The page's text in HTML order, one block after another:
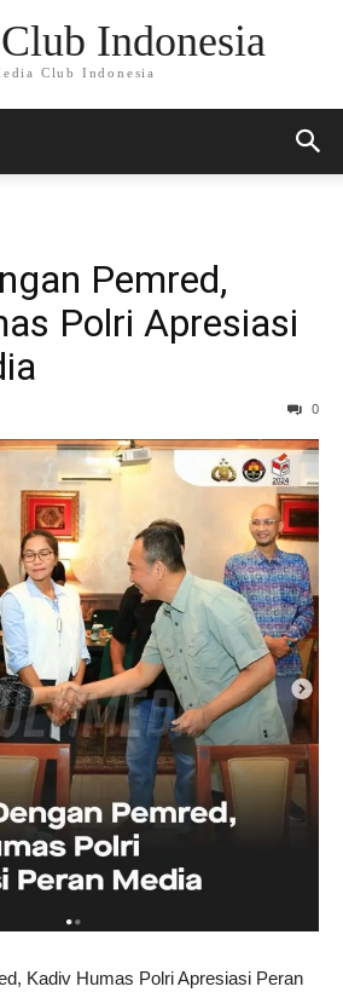
Indonesia
Club Indonesia
Pemred,
Polri Apresiasi
0
Kadiv Humas Polri Apresiasi Peran